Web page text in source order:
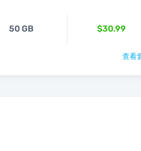
50 GB $30.99
查看